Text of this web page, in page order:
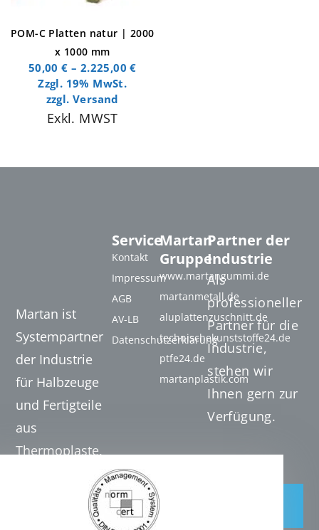
POM-C Platten natur | 2000
x 1000 mm
50,00€ – 2.225,00€
Zzgl. 19% MwSt.
zzgl.Versand
Exkl. MWST
Martan ist
Systempartner
der Industrie
für Halbzeuge
und Fertigteile
aus
Thermoplaste,
Duroplaste und
Hochleistungskunststoffen.
Tel. +49 (0) 7131 20
Martan
Gruppe
www.martangummi.de
martanmetall.de
aluplattenzuschnitt.de
technischekunststoffe24.de
ptfe24.de
martanplastik.com
Service
Kontakt
Impressum
AGB
AV-LB
Datenschutzerklärung
Partner der
Industrie
Als
professioneller
Partner für die
Industrie,
stehen wir
Ihnen gern zur
Verfügung.